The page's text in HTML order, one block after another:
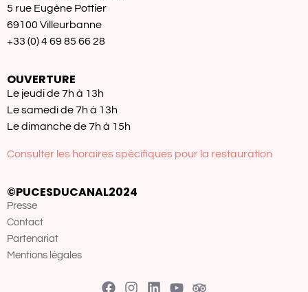
5 rue Eugène Pottier
69100 Villeurbanne
+33 (0) 4 69 85 66 28
OUVERTURE
Le jeudi de 7h à 13h
Le samedi de 7h à 13h
Le dimanche de 7h à 15h
Consulter les horaires spécifiques pour la restauration
©PUCESDUCANAL2024
Presse
Contact
Partenariat
Mentions légales